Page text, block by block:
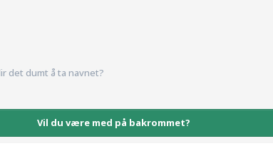
det dumt å ta navnet?
Vil du være med på bakrommet?